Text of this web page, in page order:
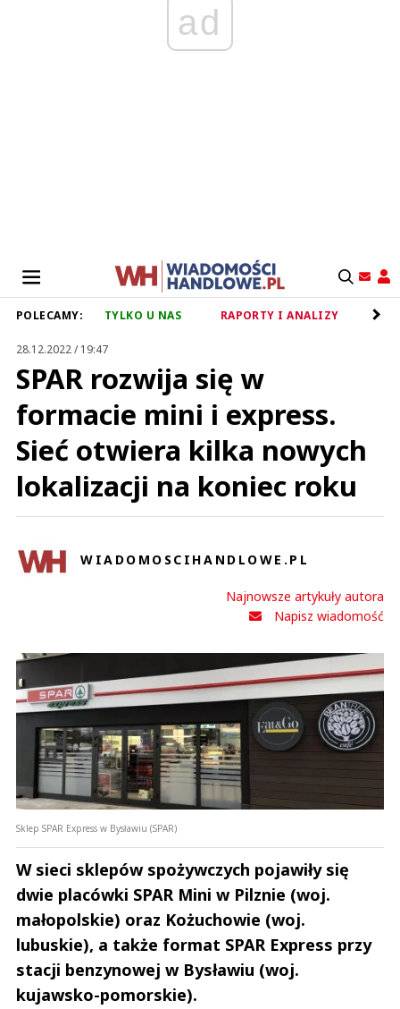
ad
POLECAMY: TYLKO U NAS RAPORTY I ANALIZY
28.12.2022 / 19:47
SPAR rozwija się w
formacie mini i express.
Sieć otwiera kilka nowych
lokalizacji na koniec roku
WIADOMOSCIHANDLOWE.PL
Najnowsze artykuły autora
Napisz wiadomość
Sklep SPAR Express w Bysławiu (SPAR)
W sieci sklepów spożywczych pojawiły się
dwie placówki SPAR Mini w Pilznie (woj.
małopolskie) oraz Kożuchowie (woj.
lubuskie), a także format SPAR Express przy
stacji benzynowej w Bysławiu (woj.
kujawsko-pomorskie).